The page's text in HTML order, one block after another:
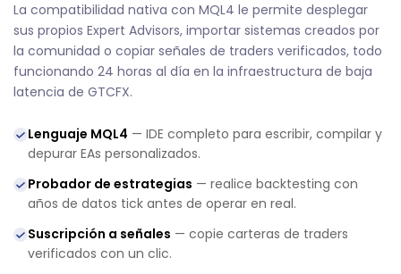
La compatibilidad nativa con MQL4 le permite desplegar
sus propios Expert Advisors, importar sistemas creados por
la comunidad o copiar señales de traders verificados, todo
funcionando 24 horas al día en la infraestructura de baja
latencia de GTCFX.
Lenguaje MQL4 — IDE completo para escribir, compilar y
depurar EAs personalizados.
Probador de estrategias — realice backtesting con
años de datos tick antes de operar en real.
Suscripción a señales — copie carteras de traders
verificados con un clic.